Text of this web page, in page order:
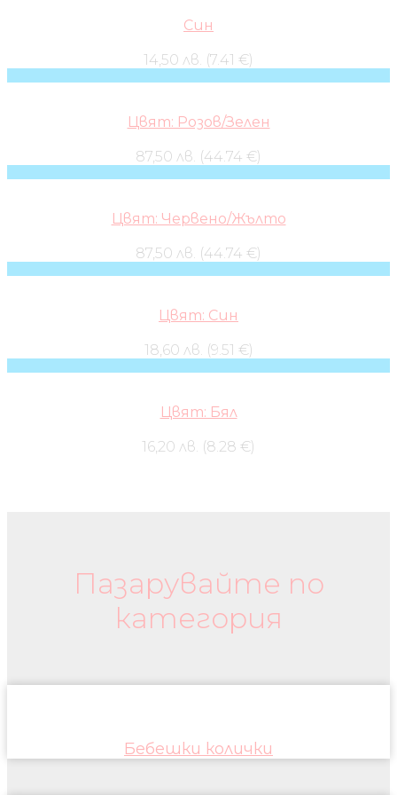
Син
14,50 лв. (7.41 €)
Цвят: Розов/Зелен
87,50 лв. (44.74 €)
Цвят: Червено/Жълто
87,50 лв. (44.74 €)
Цвят: Син
18,60 лв. (9.51 €)
Цвят: Бял
16,20 лв. (8.28 €)
Пазарувайте по
категория
Бебешки колички